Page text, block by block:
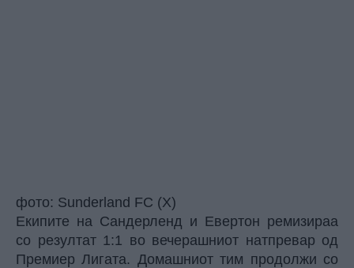
фото: Sunderland FC (X)
Екипите на Сандерленд и Евертон ремизираа
со резултат 1:1 во вечерашниот натпревар од
Премиер Лигата. Домашниот тим продолжи со